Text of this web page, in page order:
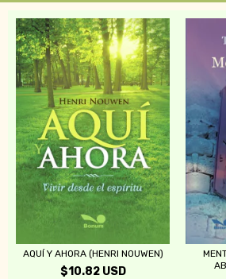
AQUÍ Y AHORA (HENRI NOUWEN)
$10.82 USD